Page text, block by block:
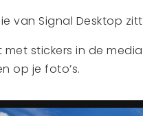
van Signal Desktop
stickers in de
op je foto’s.